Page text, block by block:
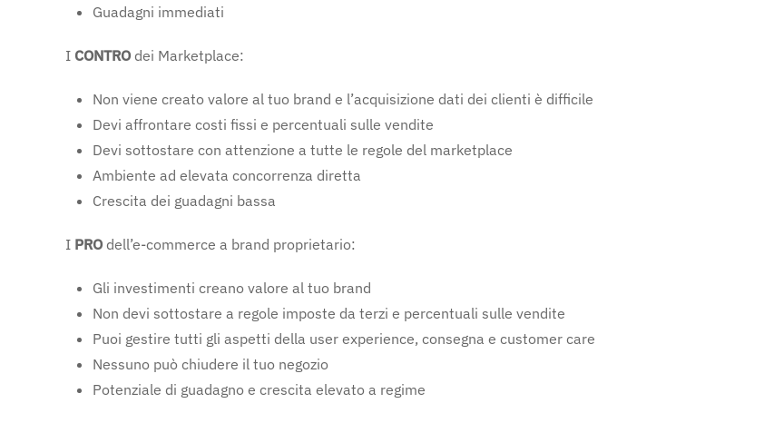
Guadagni immediati
I CONTRO dei Marketplace:
Non viene creato valore al tuo brand e l’acquisizione dati dei clienti è difficile
Devi affrontare costi fissi e percentuali sulle vendite
Devi sottostare con attenzione a tutte le regole del marketplace
Ambiente ad elevata concorrenza diretta
Crescita dei guadagni bassa
I PRO dell’e-commerce a brand proprietario:
Gli investimenti creano valore al tuo brand
Non devi sottostare a regole imposte da terzi e percentuali sulle vendite
Puoi gestire tutti gli aspetti della user experience, consegna e customer care
Nessuno può chiudere il tuo negozio
Potenziale di guadagno e crescita elevato a regime